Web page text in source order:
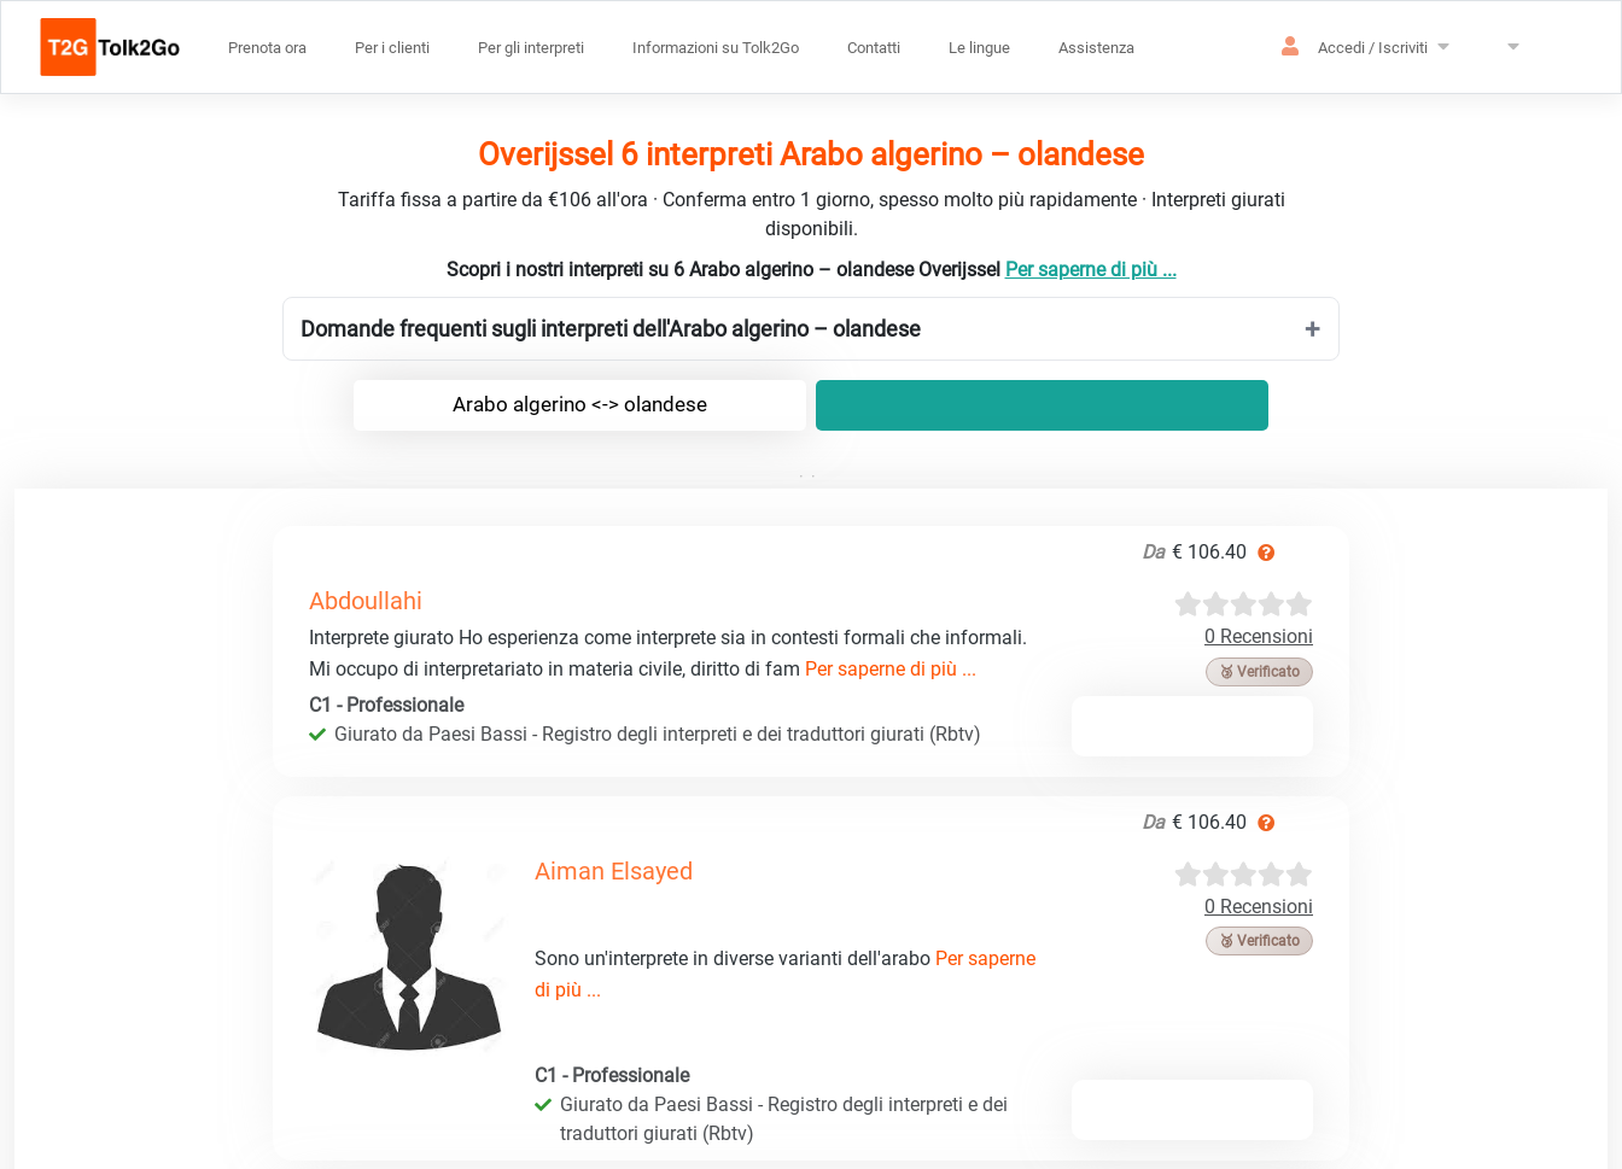
Prenota ora Per i clienti Per gli interpreti Informazioni su Tolk2Go Contatti Le lingue Assistenza Accedi / Iscriviti
Overijssel 6 interpreti Arabo algerino – olandese
Tariffa fissa a partire da €106 all'ora · Conferma entro 1 giorno, spesso molto più rapidamente · Interpreti giurati
disponibili.
Scopri i nostri interpreti su 6 Arabo algerino – olandese Overijssel Per saperne di più ...
Domande frequenti sugli interpreti dell'Arabo algerino – olandese
Arabo algerino <-> olandese
Da € 106.40
Abdoullahi
0 Recensioni
🥉 Verificato
Interprete giurato Ho esperienza come interprete sia in contesti formali che informali.
Mi occupo di interpretariato in materia civile, diritto di fam Per saperne di più ...
C1 - Professionale
Giurato da Paesi Bassi - Registro degli interpreti e dei traduttori giurati (Rbtv)
Da € 106.40
Aiman Elsayed
0 Recensioni
🥉 Verificato
Sono un'interprete in diverse varianti dell'arabo Per saperne
di più ...
C1 - Professionale
Giurato da Paesi Bassi - Registro degli interpreti e dei
traduttori giurati (Rbtv)